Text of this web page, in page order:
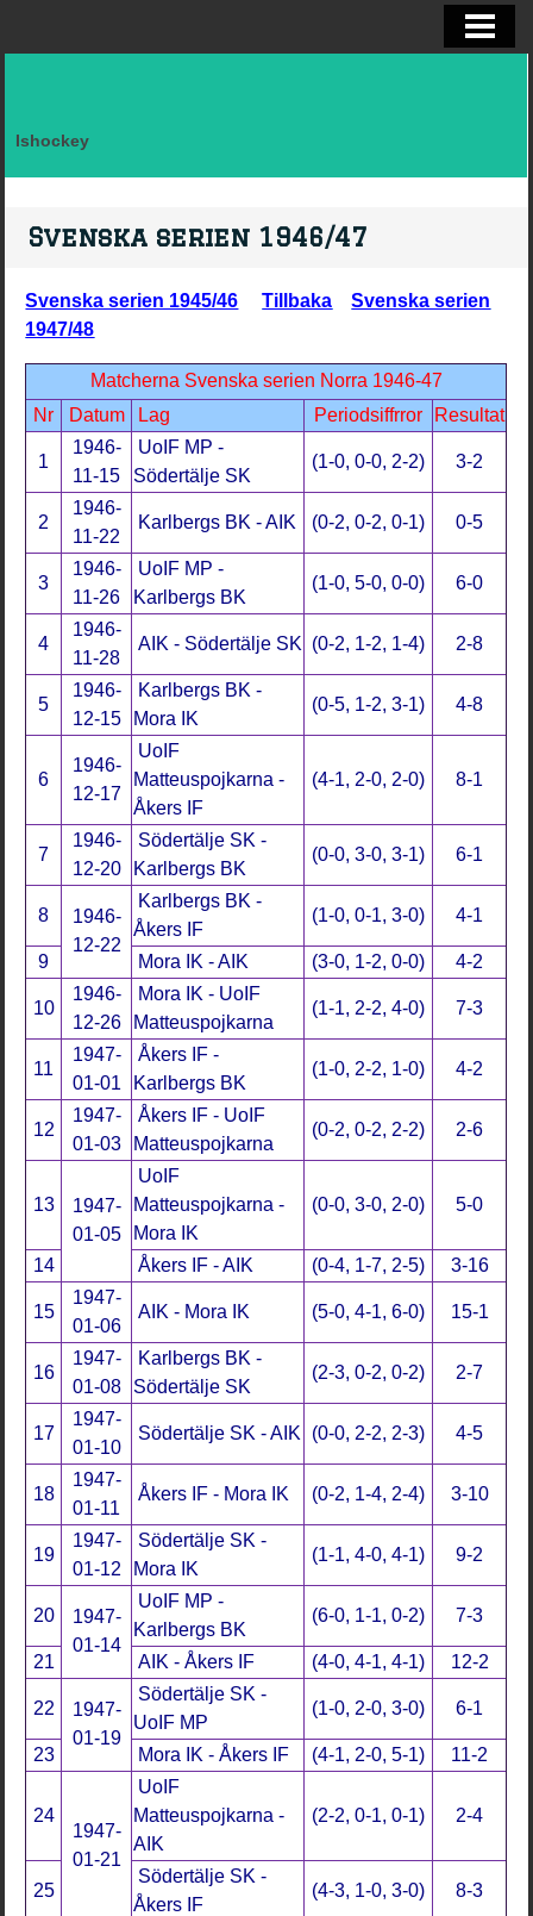
BRYNÄS IF DAM
KONTAKTA
Ishockey
Svenska serien 1946/47
Svenska serien 1945/46 Tillbaka
Svenska serien
1947/48
Matcherna Svenska serien Norra 1946-47
Nr
Datum Lag Periodsiffrror Resultat
1
1946-
11-15
UoIF MP -
Södertälje SK
(1-0, 0-0, 2-2) 3-2
2
1946-
11-22
Karlbergs BK - AIK (0-2, 0-2, 0-1) 0-5
3
1946-
11-26
UoIF MP -
Karlbergs BK
(1-0, 5-0, 0-0) 6-0
4
1946-
11-28
AIK - Södertälje SK (0-2, 1-2, 1-4) 2-8
5
1946-
12-15
Karlbergs BK -
Mora IK
(0-5, 1-2, 3-1) 4-8
6
1946-
12-17
UoIF
Matteuspojkarna -
Åkers IF
(4-1, 2-0, 2-0) 8-1
7
1946-
12-20
Södertälje SK -
Karlbergs BK
(0-0, 3-0, 3-1) 6-1
8
1946-
12-22
Karlbergs BK -
Åkers IF
(1-0, 0-1, 3-0) 4-1
9 Mora IK - AIK (3-0, 1-2, 0-0) 4-2
10
1946-
12-26
Mora IK - UoIF
Matteuspojkarna
(1-1, 2-2, 4-0) 7-3
11
1947-
01-01
Åkers IF -
Karlbergs BK
(1-0, 2-2, 1-0) 4-2
12
1947-
01-03
Åkers IF - UoIF
Matteuspojkarna
(0-2, 0-2, 2-2) 2-6
13
1947-
01-05
UoIF
Matteuspojkarna -
Mora IK
(0-0, 3-0, 2-0) 5-0
14 Åkers IF - AIK (0-4, 1-7, 2-5) 3-16
15
1947-
01-06
AIK - Mora IK (5-0, 4-1, 6-0) 15-1
16
1947-
01-08
Karlbergs BK -
Södertälje SK
(2-3, 0-2, 0-2) 2-7
17
1947-
01-10
Södertälje SK - AIK (0-0, 2-2, 2-3) 4-5
18
1947-
01-11
Åkers IF - Mora IK (0-2, 1-4, 2-4) 3-10
19
1947-
01-12
Södertälje SK -
Mora IK
(1-1, 4-0, 4-1) 9-2
20
1947-
01-14
UoIF MP -
Karlbergs BK
(6-0, 1-1, 0-2) 7-3
21 AIK - Åkers IF (4-0, 4-1, 4-1) 12-2
22
1947-
01-19
Södertälje SK -
UoIF MP
(1-0, 2-0, 3-0) 6-1
23 Mora IK - Åkers IF (4-1, 2-0, 5-1) 11-2
24
1947-
01-21
UoIF
Matteuspojkarna -
AIK
(2-2, 0-1, 0-1) 2-4
25
Södertälje SK -
Åkers IF
(4-3, 1-0, 3-0) 8-3